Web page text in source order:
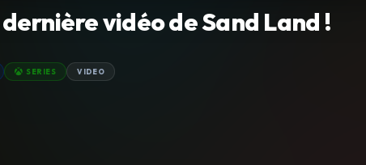
vidéo de Sand Land !
SERIES VIDEO